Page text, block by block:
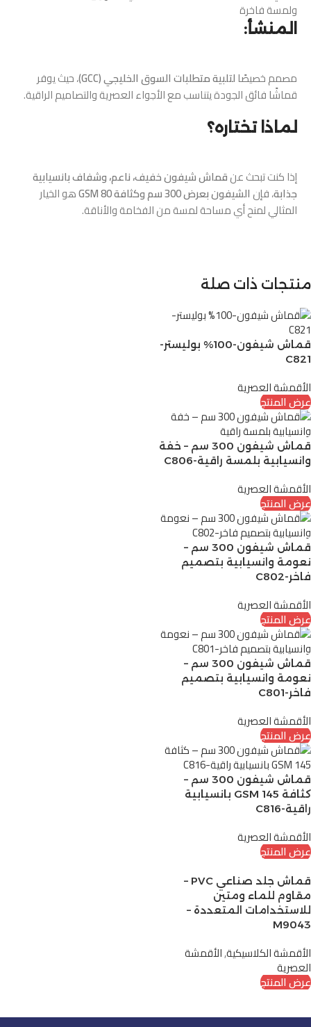
ولمسة فاخرة
المنشأ:
مصمم خصيصًالتلبية متطلبات السوق الخليجي (GCC)
، حيث يوفر
قماشًا فائق الجودة يتناسب مع الأجواء العصرية والتصاميم الراقية.
لماذا تختاره؟
إذا كنت تبحث عنقماش شيفون خفيف، ناعم، وشفاف بانسيابية
جذابة، فإن الشيفون بعرض 300 سم وكثافة 80 GSM
هو الخيار
المثالي لمنح أي مساحة لمسة من الفخامة والأناقة.
منتجات ذات صلة
قماش شيفون-100% بوليستر-
C821
الأقمشة العصرية
عرض المنتج
قماش شيفون 300 سم – خفة
وانسيابية بلمسة راقية-C806
الأقمشة العصرية
عرض المنتج
قماش شيفون 300 سم –
نعومة وانسيابية بتصميم
فاخر-C802
الأقمشة العصرية
عرض المنتج
قماش شيفون 300 سم –
نعومة وانسيابية بتصميم
فاخر-C801
الأقمشة العصرية
عرض المنتج
قماش شيفون 300 سم –
كثافة 145 GSM بانسيابية
راقية-C816
الأقمشة العصرية
عرض المنتج
قماش جلد صناعي PVC –
مقاوم للماء ومتين
للاستخدامات المتعددة –
M9043
الأقمشة الكلاسيكية,الأقمشة
العصرية
عرض المنتج